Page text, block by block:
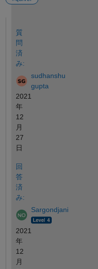
質
問
済
み:
sudhanshu
gupta
2021
年
12
月
27
日
回
答
済
み:
Sargondjani
2021
年
12
月